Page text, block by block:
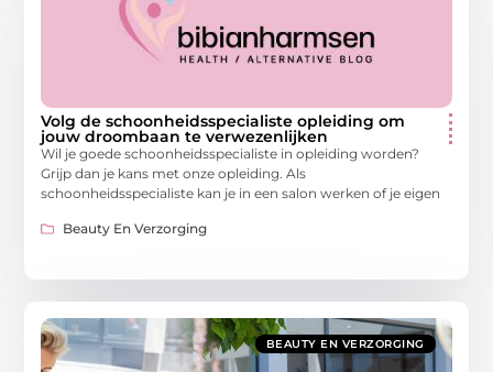
Volg de schoonheidsspecialiste opleiding om
jouw droombaan te verwezenlijken
Wil je goede schoonheidsspecialiste in opleiding worden?
Grijp dan je kans met onze opleiding. Als
schoonheidsspecialiste kan je in een salon werken of je eigen
Beauty En Verzorging
BEAUTY EN VERZORGING